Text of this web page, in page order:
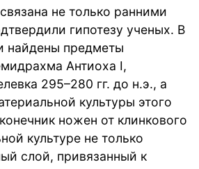
не только ранними
гипотезу ученых. В
найдены предметы
Антиоха I,
295–280 гг. до н.э., а
культуры этого
ножен от клинкового
культуре не только
слой, привязанный к